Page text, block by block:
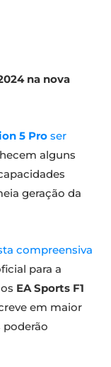
na nova
5 Pro ser
alguns
geração da
compreensiva
para a
EA Sports F1
em maior